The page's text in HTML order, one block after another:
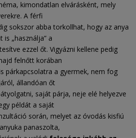
kimondatlan elvárásként, mely
A férfi
sokszor abba torkollhat, hogy az anya
„használja” a
ezzel őt. Vigyázni kellene pedig
felnőtt korában
párkapcsolatra a gyermek, nem fog
állandóan őt
saját párja, neje elé helyezve
példát a saját
során, melyet az óvodás kisfiú
panaszolta,